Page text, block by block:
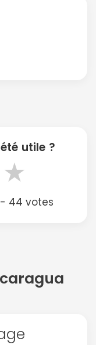
utile ?
★
44 votes